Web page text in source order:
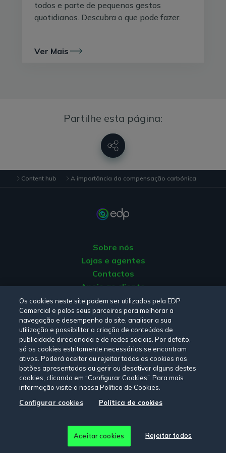
aconteceu com o Acordo de Paris, já que esta
compensação é uma das medidas paraatingir a
Unidas, empresas e organizações espalhadas pelo
final da compensação carbónica, esta iniciativa
Substituir o uso de combustíveis fósseis
energias renováveis e limpas, como a eólica, a
hídrica ou a solar
combustíveis fósseisatravés de medidas de
Esta solução opera através do mercado de
carbonocom a comercialização de certificados
regulados pela ONU que comprovam a redução de CO
para a atmosfera: os chamados créditos de carbono.
todos e parte de pequenos gestos
quotidianos. Descubra o que pode fazer.
Ver Mais
Partilhe esta página:
Content hub A importância da compensação carbónica
Sobre nós
Lojas e agentes
Contactos
Apoio ao cliente
Origem da energia
Livro de reclamações
Consulte a nossa Política de privacidade, Política de cookies
Termos e CondiçõeseDeclaração de Acessibilidade.
Siga-nos:
© Copyright 2026 - EDP Comercial. Todos os direitos
reservados
Os cookies neste site podem ser utilizados pela EDP
Comercial e pelos seus parceiros para melhorar a
navegação e desempenho do site, analisar a sua
utilização e possibilitar a criação de conteúdos de
publicidade direcionada e de redes sociais. Por defeito,
só os cookies estritamente necessários se encontram
ativos. Poderá aceitar ou rejeitar todos os cookies nos
botões apresentados ou gerir ou desativar alguns destes
cookies, clicando em “Configurar Cookies”. Para mais
informação visite a nossa Política de Cookies.
Configurar cookies
Política de cookies
Rejeitar todos
Aceitar cookies